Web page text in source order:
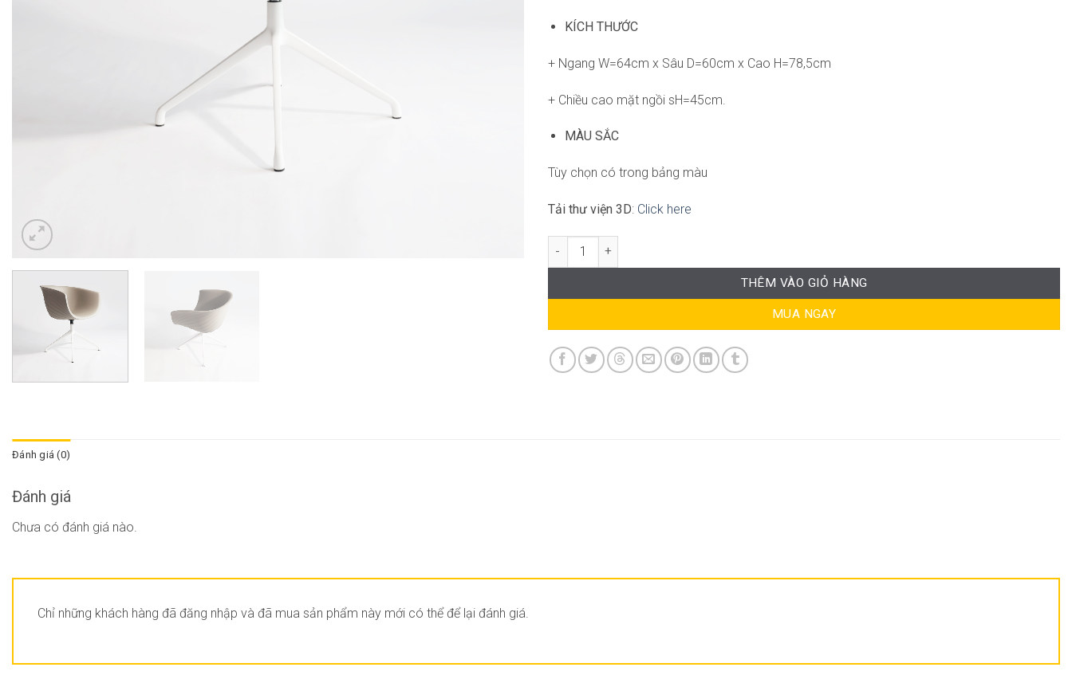
KÍCH THƯỚC
+ Ngang W=64cm x Sâu D=60cm x Cao H=78,5cm
+ Chiều cao mặt ngồi sH=45cm.
MÀU SẮC
Tùy chọn có trong bảng màu
Tải thư viện 3D: Click here
Ghế Derby Armchair SG-WC693 số lượng
THÊM VÀO GIỎ HÀNG
MUA NGAY
Đánh giá (0)
Đánh giá
Chưa có đánh giá nào.
Chỉ những khách hàng đã đăng nhập và đã mua sản phẩm này mới có thể để lại đánh giá.